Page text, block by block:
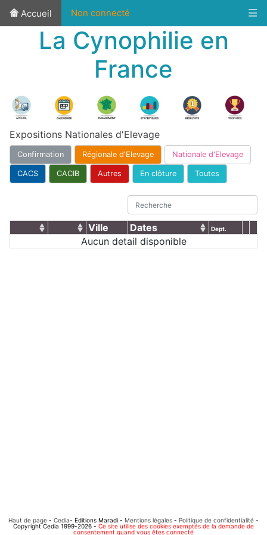
Accueil Non connecté
La Cynophilie en
France
Expositions Nationales d'Elevage
Confirmation Régionale d'Elevage Nationale d'Elevage
CACS CACIB Autres En clôture Toutes
Ville Dates Dept.
Aucun detail disponible
Haut de page - Cedia- Editions Maradi - Mentions légales - Politique de confidentialité -
Copyright Cedia 1999-2026 - Ce site utilise des cookies exemptés de la demande de
consentement quand vous êtes connecté